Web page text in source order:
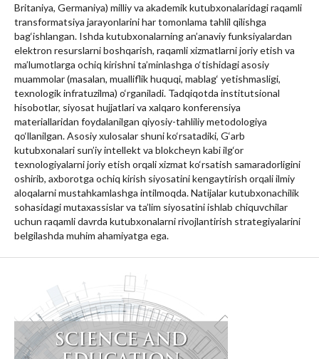
Britaniya, Germaniya) milliy va akademik kutubxonalaridagi raqamli
transformatsiya jarayonlarini har tomonlama tahlil qilishga
bag‘ishlangan. Ishda kutubxonalarning an’anaviy funksiyalardan
elektron resurslarni boshqarish, raqamli xizmatlarni joriy etish va
ma’lumotlarga ochiq kirishni ta’minlashga o‘tishidagi asosiy
muammolar (masalan, mualliflik huquqi, mablag‘ yetishmasligi,
texnologik infratuzilma) o‘rganiladi. Tadqiqotda institutsional
hisobotlar, siyosat hujjatlari va xalqaro konferensiya
materiallaridan foydalanilgan qiyosiy-tahliliy metodologiya
qo‘llanilgan. Asosiy xulosalar shuni ko‘rsatadiki, G‘arb
kutubxonalari sun’iy intellekt va blokcheyn kabi ilg‘or
texnologiyalarni joriy etish orqali xizmat ko‘rsatish samaradorligini
oshirib, axborotga ochiq kirish siyosatini kengaytirish orqali ilmiy
aloqalarni mustahkamlashga intilmoqda. Natijalar kutubxonachilik
sohasidagi mutaxassislar va ta’lim siyosatini ishlab chiquvchilar
uchun raqamli davrda kutubxonalarni rivojlantirish strategiyalarini
belgilashda muhim ahamiyatga ega.